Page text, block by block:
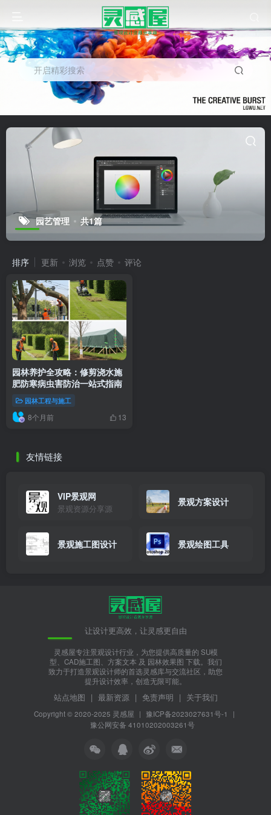
开启精彩搜索
园艺管理 共1篇
排序 更新 浏览 点赞 评论
园林养护全攻略：修剪浇水施
肥防寒病虫害防治一站式指南
园林工程与施工
8个月前 13
友情链接
VIP景观网
景观资源分享源
景观方案设计
景观施工图设计 景观绘图工具
让设计更高效，让灵感更自由
灵感屋专注景观设计行业，为您提供高质量的 SU模
型、CAD施工图、方案文本 及 园林效果图 下载。我们
致力于打造景观设计师的首选灵感库与交流社区，助您
提升设计效率，创造无限可能。
站点地图 | 最新资源 | 免责声明 | 关于我们
Copyright © 2020-2025 灵感屋 | 豫ICP备2023027631号-1
|
豫公网安备 41010202003261号